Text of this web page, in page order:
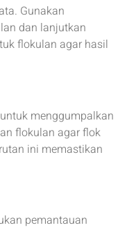
Gunakan
dan lanjutkan
flokulan agar hasil
menggumpalkan
flokulan agar flok
ini memastikan
pemantauan